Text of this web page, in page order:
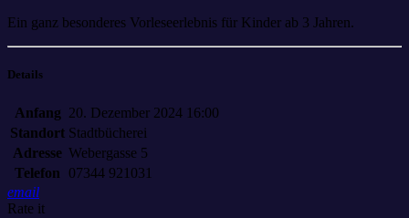
Ein ganz besonderes Vorleseerlebnis für Kinder ab 3 Jahren.
Details
Anfang 20. Dezember 2024 16:00
Standort Stadtbücherei
Adresse Webergasse 5
Telefon
07344 921031
email
Rate it